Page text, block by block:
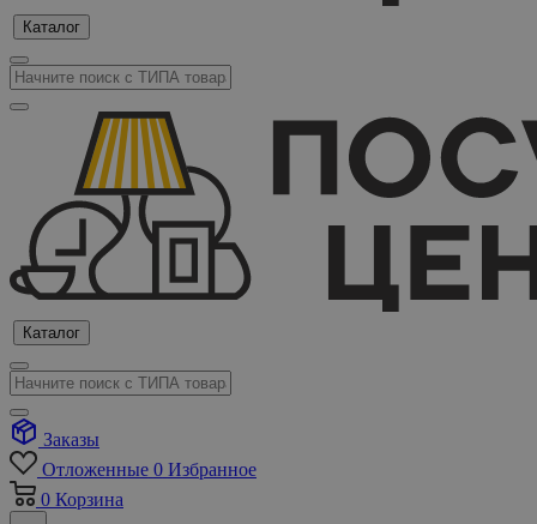
Каталог
Каталог
Заказы
Отложенные 0 Избранное
0 Корзина